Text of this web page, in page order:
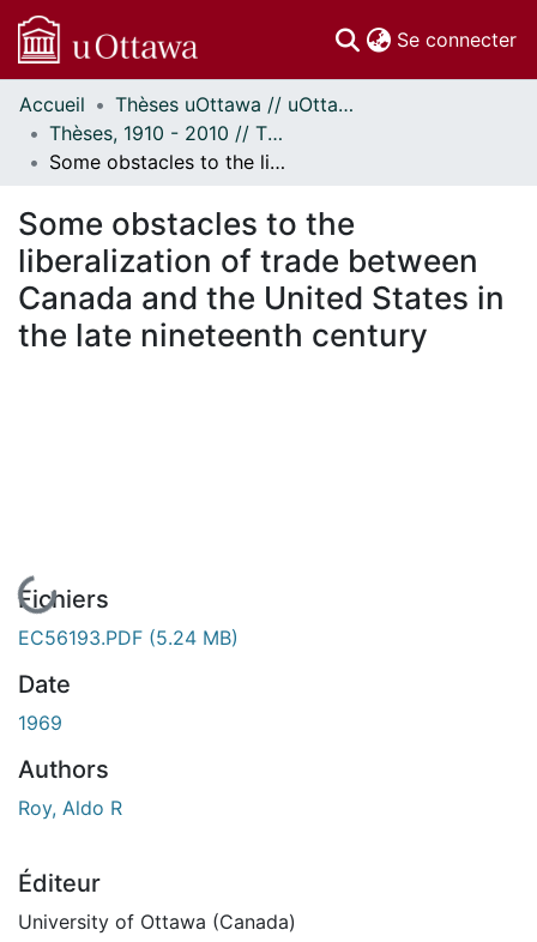
Se connecter
Communautés
et collections
Parcourir
À propos
Accueil
Thèses uOttawa // uOttawa Theses
Thèses, 1910 - 2010 // Theses, 1910 - 2010
Some obstacles to the liberalization of trade between Canada and the United States in the late nineteenth century
Some obstacles to the
liberalization of trade between
Canada and the United States in
the late nineteenth century
En cours de chargement...
Fichiers
EC56193.PDF (5.24 MB)
Date
1969
Authors
Roy, Aldo R
Éditeur
University of Ottawa (Canada)